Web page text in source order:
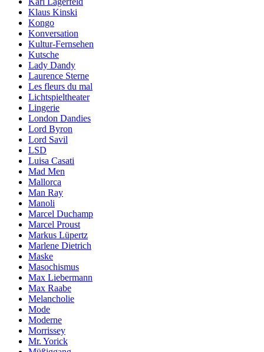
Klaus Kinski
Kongo
Konversation
Kultur-Fernsehen
Kutsche
Lady Dandy
Laurence Sterne
Les fleurs du mal
Lichtspieltheater
Lingerie
London Dandies
Lord Byron
Lord Savil
LSD
Luisa Casati
Mad Men
Mallorca
Man Ray
Manoli
Marcel Duchamp
Marcel Proust
Markus Lüpertz
Marlene Dietrich
Maske
Masochismus
Max Liebermann
Max Raabe
Melancholie
Mode
Moderne
Morrissey
Mr. Yorick